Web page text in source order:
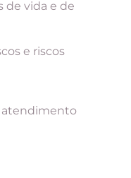
de vida e de
e riscos
atendimento